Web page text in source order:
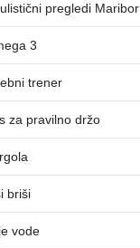
pregledi Maribor
3
trener
za pravilno držo
briši
vode